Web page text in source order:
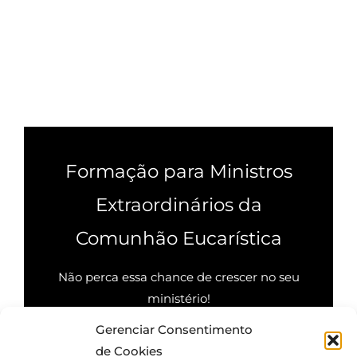
Gerenciar Consentimento
de Cookies
Formação para Ministros
Extraordinários da
Comunhão Eucarística
Não perca essa chance de crescer no seu
ministério!